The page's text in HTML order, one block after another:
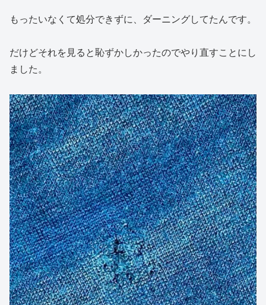
もったいなくて処分できずに、ダーニングしてたんです。
だけどそれを見ると恥ずかしかったのでやり直すことにし
ました。